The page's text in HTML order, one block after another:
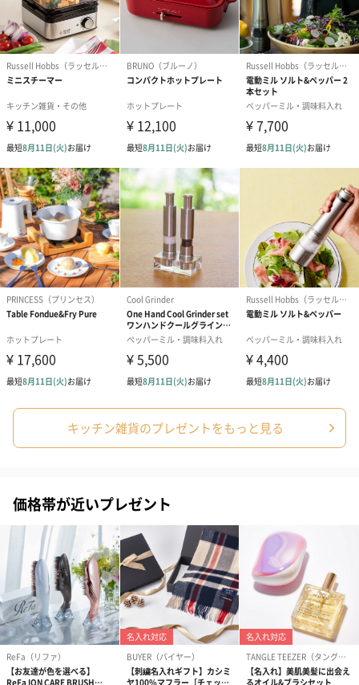
商品オプション情報
紙袋
お渡し用の紙袋です。
商品に合わせたサイズをお届けします。
あり（280円）
メッセージカード（通常・写真・グリーティング）
誕生日や結婚祝い・出産祝いなど、様々なシーンのメッセージカ
ードを同梱します。
す。
写真付きメッセージカ
ード（680円）
写真付きメッセージカ
ード（Thank you）ピ
ンク（680円）
【誕生日】
Birthday ホワ
刷なし）（
のしカード
キッチン雑貨のプレゼントをもっと見る
価格帯が近いプレゼント